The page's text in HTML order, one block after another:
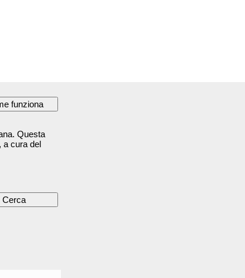
Questa
a cura del